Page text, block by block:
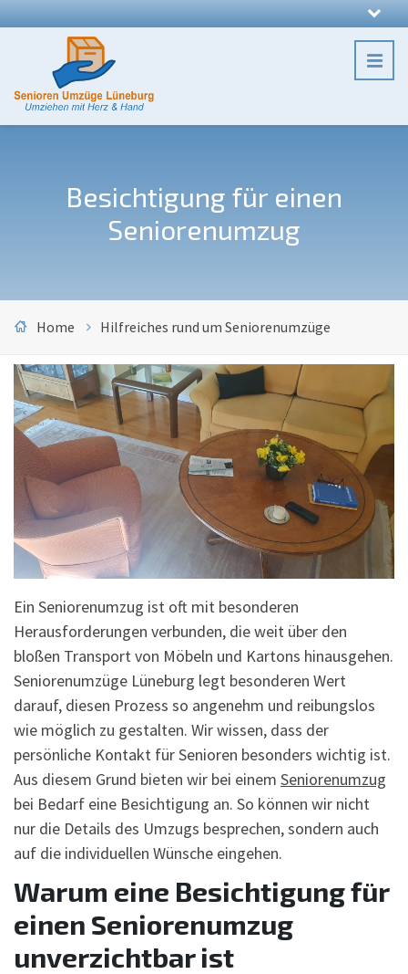
Besichtigung für einen
Seniorenumzug
Home Hilfreiches rund um Seniorenumzüge
Ein Seniorenumzug ist oft mit besonderen
Herausforderungen verbunden, die weit über den
bloßen Transport von Möbeln und Kartons hinausgehen.
Seniorenumzüge Lüneburg legt besonderen Wert
darauf, diesen Prozess so angenehm und reibungslos
wie möglich zu gestalten. Wir wissen, dass der
persönliche Kontakt für Senioren besonders wichtig ist.
Aus diesem Grund bieten wir bei einem Seniorenumzug
bei Bedarf eine Besichtigung an. So können wir nicht
nur die Details des Umzugs besprechen, sondern auch
auf die individuellen Wünsche eingehen.
Warum eine Besichtigung für
einen Seniorenumzug
unverzichtbar ist